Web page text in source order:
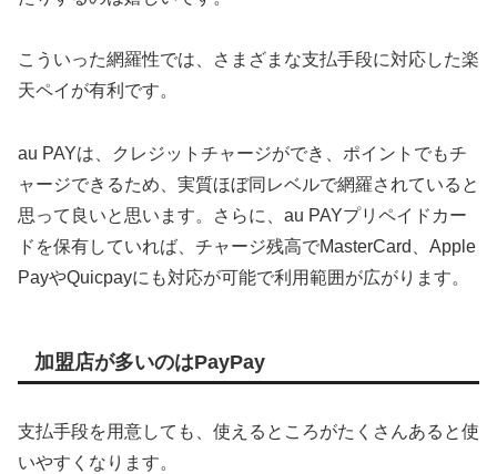
こういった網羅性では、さまざまな支払手段に対応した楽
天ペイが有利です。
au PAYは、クレジットチャージができ、ポイントでもチ
ャージできるため、実質ほぼ同レベルで網羅されていると
思って良いと思います。さらに、au PAYプリペイドカー
ドを保有していれば、チャージ残高でMasterCard、Apple
PayやQuicpayにも対応が可能で利用範囲が広がります。
加盟店が多いのはPayPay
支払手段を用意しても、使えるところがたくさんあると使
いやすくなります。